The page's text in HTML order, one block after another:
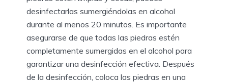
desinfectarlas sumergiéndolas en alcohol
durante al menos 20 minutos. Es importante
asegurarse de que todas las piedras estén
completamente sumergidas en el alcohol para
garantizar una desinfección efectiva. Después
de la desinfección, coloca las piedras en una